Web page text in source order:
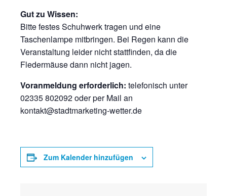
Gut zu Wissen:
Bitte festes Schuhwerk tragen und eine
Taschenlampe mitbringen. Bei Regen kann die
Veranstaltung leider nicht stattfinden, da die
Fledermäuse dann nicht jagen.
Voranmeldung erforderlich: telefonisch unter
02335 802092 oder per Mail an
kontakt@stadtmarketing-wetter.de
Zum Kalender hinzufügen